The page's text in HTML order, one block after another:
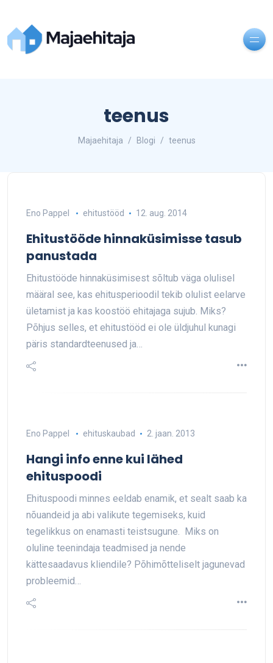
teenus
Majaehitaja Blogi teenus
Eno Pappel ehitustööd 12. aug. 2014
Ehitustööde hinnaküsimisse tasub
panustada
Ehitustööde hinnaküsimisest sõltub väga olulisel
määral see, kas ehitusperioodil tekib olulist eelarve
ületamist ja kas koostöö ehitajaga sujub. Miks?
Põhjus selles, et ehitustööd ei ole üldjuhul kunagi
päris standardteenused ja…
Eno Pappel ehituskaubad 2. jaan. 2013
Hangi info enne kui lähed
ehituspoodi
Ehituspoodi minnes eeldab enamik, et sealt saab ka
nõuandeid ja abi valikute tegemiseks, kuid
tegelikkus on enamasti teistsugune. Miks on
oluline teenindaja teadmised ja nende
kättesaadavus kliendile? Põhimõtteliselt jagunevad
probleemid…